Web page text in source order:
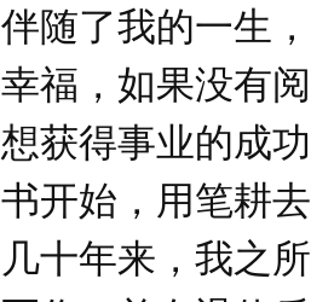
伴随了我的一生
幸福，如果没有
想获得事业的成
书开始，用笔耕
几十年来，我之